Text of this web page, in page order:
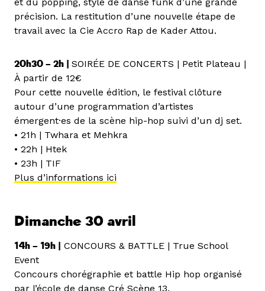
précision. La restitution d’une nouvelle étape de
travail avec la Cie Accro Rap de Kader Attou.
20h30 – 2h | SOIRÉE DE CONCERTS | Petit Plateau |
À partir de 12€
Pour cette nouvelle édition, le festival clôture
autour d’une programmation d’artistes
émergent·es de la scène hip-hop suivi d’un dj set.
• 21h | Twhara et Mehkra
• 22h | Htek
• 23h | TIF
Plus d’informations ici
Dimanche 30 avril
14h – 19h | CONCOURS & BATTLE | True School
Event
Concours chorégraphie et battle Hip hop organisé
par l’école de danse Cré Scène 13.